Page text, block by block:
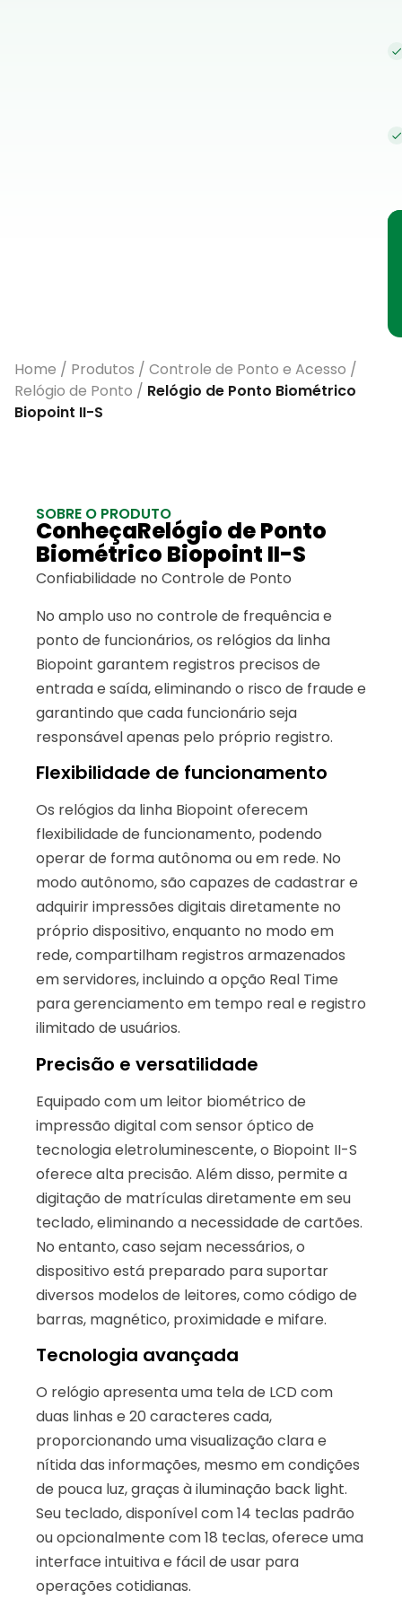
Home / Produtos / Controle de Ponto e Acesso /
Relógio de Ponto / Relógio de Ponto Biométrico
Biopoint II-S
SOBRE O PRODUTO
ConheçaRelógio de Ponto
Biométrico Biopoint II-S
Confiabilidade no Controle de Ponto
No amplo uso no controle de frequência e
ponto de funcionários, os relógios da linha
Biopoint garantem registros precisos de
entrada e saída, eliminando o risco de fraude e
garantindo que cada funcionário seja
responsável apenas pelo próprio registro.
Flexibilidade de funcionamento
Os relógios da linha Biopoint oferecem
flexibilidade de funcionamento, podendo
operar de forma autônoma ou em rede. No
modo autônomo, são capazes de cadastrar e
adquirir impressões digitais diretamente no
próprio dispositivo, enquanto no modo em
rede, compartilham registros armazenados
em servidores, incluindo a opção Real Time
para gerenciamento em tempo real e registro
ilimitado de usuários.
Precisão e versatilidade
Equipado com um leitor biométrico de
impressão digital com sensor óptico de
tecnologia eletroluminescente, o Biopoint II-S
oferece alta precisão. Além disso, permite a
digitação de matrículas diretamente em seu
teclado, eliminando a necessidade de cartões.
No entanto, caso sejam necessários, o
dispositivo está preparado para suportar
diversos modelos de leitores, como código de
barras, magnético, proximidade e mifare.
Tecnologia avançada
O relógio apresenta uma tela de LCD com
duas linhas e 20 caracteres cada,
proporcionando uma visualização clara e
nítida das informações, mesmo em condições
de pouca luz, graças à iluminação back light.
Seu teclado, disponível com 14 teclas padrão
ou opcionalmente com 18 teclas, oferece uma
interface intuitiva e fácil de usar para
operações cotidianas.